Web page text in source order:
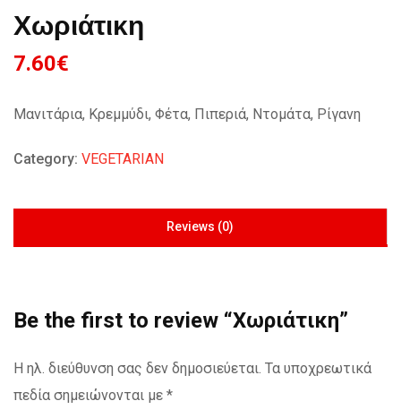
Χωριάτικη
7.60€
Μανιτάρια, Κρεμμύδι, Φέτα, Πιπεριά, Ντομάτα, Ρίγανη
Category: VEGETARIAN
Reviews (0)
Be the first to review “Χωριάτικη”
Η ηλ. διεύθυνση σας δεν δημοσιεύεται. Τα υποχρεωτικά
πεδία σημειώνονται με *